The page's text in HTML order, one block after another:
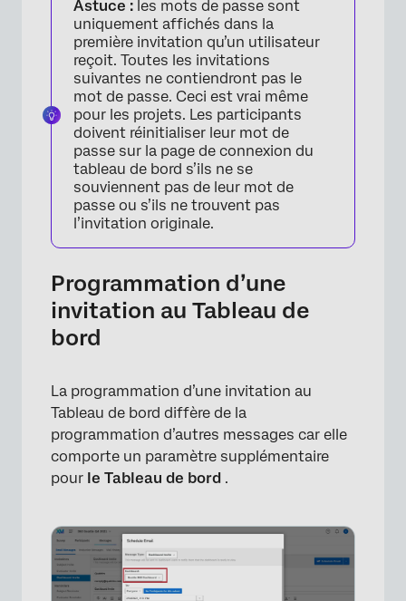
×
Astuce : les mots de passe sont
uniquement affichés dans la
première invitation qu’un utilisateur
reçoit. Toutes les invitations
suivantes ne contiendront pas le
mot de passe. Ceci est vrai même
pour les projets. Les participants
doivent réinitialiser leur mot de
passe sur la page de connexion du
tableau de bord s’ils ne se
souviennent pas de leur mot de
passe ou s’ils ne trouvent pas
l’invitation originale.
Programmation d’une
invitation au Tableau de
bord
La programmation d’une invitation au
Tableau de bord diffère de la
programmation d’autres messages car elle
comporte un paramètre supplémentaire
pour le Tableau de bord .